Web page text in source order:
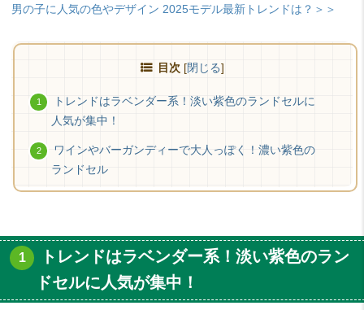
男の子に人気の色やデザイン 2025モデル最新トレンドは？＞＞
目次 [閉じる]
トレンドはラベンダー系！淡い紫色のランドセルに
人気が集中！
ワインやバーガンディーで大人っぽく！濃い紫色の
ランドセル
トレンドはラベンダー系！淡い紫色のラン
ドセルに人気が集中！